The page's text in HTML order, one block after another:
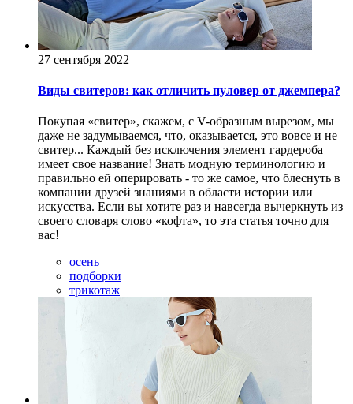
27 сентября 2022
Виды свитеров: как отличить пуловер от джемпера?
Покупая «свитер», скажем, с V-образным вырезом, мы
даже не задумываемся, что, оказывается, это вовсе и не
свитер... Каждый без исключения элемент гардероба
имеет свое название! Знать модную терминологию и
правильно ей оперировать - то же самое, что блеснуть в
компании друзей знаниями в области истории или
искусства. Если вы хотите раз и навсегда вычеркнуть из
своего словаря слово «кофта», то эта статья точно для
вас!
осень
подборки
трикотаж